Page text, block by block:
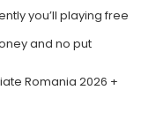
you’ll playing free
and no put
Romania 2026 +